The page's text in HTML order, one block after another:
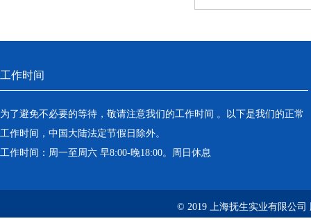
工作时间
为了避免不必要的等待，敬请注意我们的工作时间 。以下是我们的正常
工作时间，中国大陆法定节假日除外。
工作时间：周一至周六 早8:00-晚18:00。周日休息
© 2019 上海抚生实业有限公司